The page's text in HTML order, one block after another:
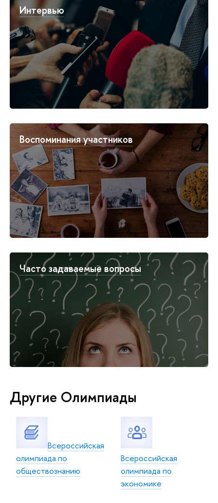
Интервью
Воспоминания участников
Часто задаваемые вопросы
Другие Олимпиады
Всероссийская
олимпиада по
обществознанию
Всероссийская
олимпиада по
экономике